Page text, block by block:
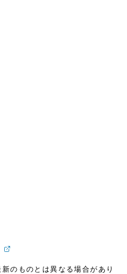
のものとは異なる場合があり